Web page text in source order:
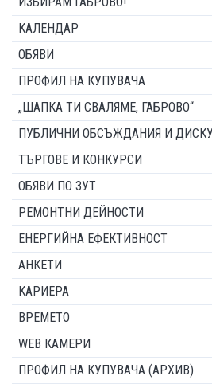
КАЛЕНДАР
ОБЯВИ
ПРОФИЛ НА КУПУВАЧА
„ШАПКА ТИ СВАЛЯМЕ, ГАБРОВО“
ПУБЛИЧНИ ОБСЪЖДАНИЯ И
ТЪРГОВЕ И КОНКУРСИ
ОБЯВИ ПО ЗУТ
РЕМОНТНИ ДЕЙНОСТИ
ЕНЕРГИЙНА ЕФЕКТИВНОСТ
АНКЕТИ
КАРИЕРА
ВРЕМЕТО
WEB КАМЕРИ
ПРОФИЛ НА КУПУВАЧА (АРХИВ)